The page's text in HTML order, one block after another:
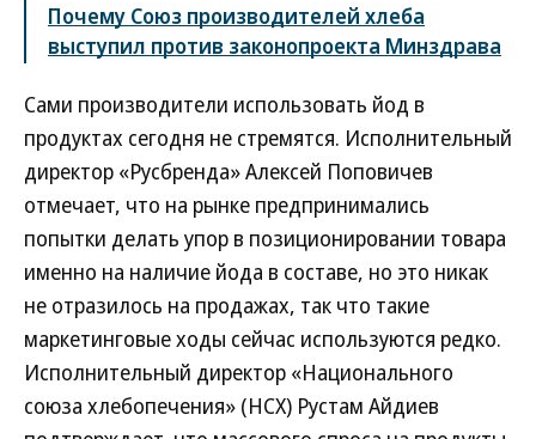
Почему Союз производителей хлеба
выступил против законопроекта Минздрава
Сами производители использовать йод в
продуктах сегодня не стремятся. Исполнительный
директор «Русбренда» Алексей Поповичев
отмечает, что на рынке предпринимались
попытки делать упор в позиционировании товара
именно на наличие йода в составе, но это никак
не отразилось на продажах, так что такие
маркетинговые ходы сейчас используются редко.
Исполнительный директор «Национального
союза хлебопечения» (НСХ) Рустам Айдиев